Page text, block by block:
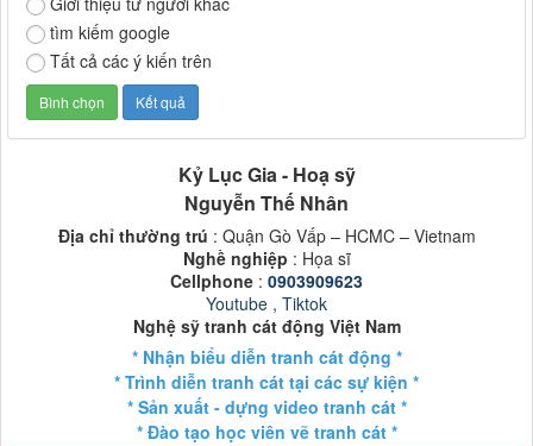
tìm kiếm google
Tất cả các ý kiến trên
Kỷ Lục Gia - Hoạ sỹ
Nguyễn Thế Nhân
Địa chỉ thường trú : Quận Gò Vấp – HCMC – Vietnam
Nghề nghiệp : Họa sĩ
Cellphone : 0903909623
Youtube , Tiktok
Nghệ sỹ tranh cát động Việt Nam
* Nhận biểu diễn tranh cát động *
* Trình diễn tranh cát tại các sự kiện *
* Sản xuất - dựng video tranh cát *
* Đào tạo học viên vẽ tranh cát *